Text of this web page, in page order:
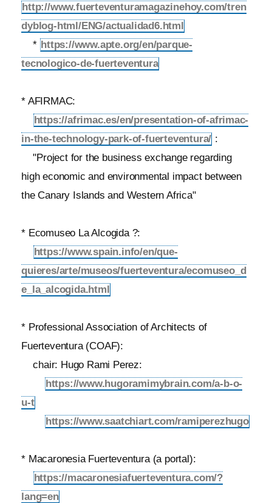
http://www.fuerteventuramagazinehoy.com/tren
dyblog-html/ENG/actualidad6.html
*https://www.apte.org/en/parque-
tecnologico-de-fuerteventura
* AFIRMAC:
https://afrimac.es/en/presentation-of-afrimac-
in-the-technology-park-of-fuerteventura/ :
"Project for the business exchange regarding
high economic and environmental impact between
the Canary Islands and Western Africa"
* Ecomuseo La Alcogida ?:
https://www.spain.info/en/que-
quieres/arte/museos/fuerteventura/ecomuseo_d
e_la_alcogida.html
* Professional Association of Architects of
Fuerteventura (COAF):
chair: Hugo Rami Perez:
https://www.hugoramimybrain.com/a-b-o-
u-t
https://www.saatchiart.com/ramiperezhugo
* Macaronesia Fuerteventura (a portal):
https://macaronesiafuerteventura.com/?
lang=en